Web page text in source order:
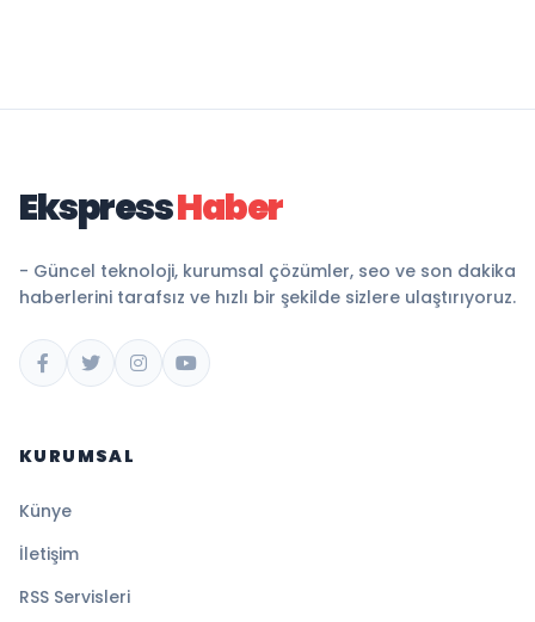
EkspressHaber
- Güncel teknoloji, kurumsal çözümler, seo ve son dakika
haberlerini tarafsız ve hızlı bir şekilde sizlere ulaştırıyoruz.
KURUMSAL
Künye
İletişim
RSS Servisleri